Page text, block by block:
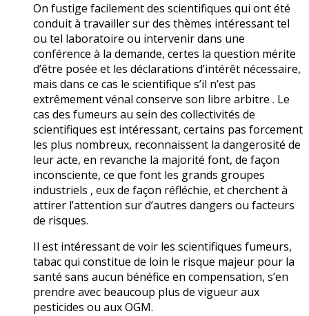
On fustige facilement des scientifiques qui ont été
conduit à travailler sur des thèmes intéressant tel
ou tel laboratoire ou intervenir dans une
conférence à la demande, certes la question mérite
d’être posée et les déclarations d’intérêt nécessaire,
mais dans ce cas le scientifique s’il n’est pas
extrêmement vénal conserve son libre arbitre . Le
cas des fumeurs au sein des collectivités de
scientifiques est intéressant, certains pas forcement
les plus nombreux, reconnaissent la dangerosité de
leur acte, en revanche la majorité font, de façon
inconsciente, ce que font les grands groupes
industriels , eux de façon réfléchie, et cherchent à
attirer l’attention sur d’autres dangers ou facteurs
de risques.
Il est intéressant de voir les scientifiques fumeurs,
tabac qui constitue de loin le risque majeur pour la
santé sans aucun bénéfice en compensation, s’en
prendre avec beaucoup plus de vigueur aux
pesticides ou aux OGM.